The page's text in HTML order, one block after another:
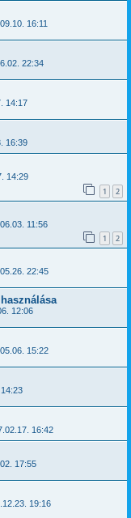
16:11
22:34
14:17
16:39
14:29
1 2
11:56
1 2
22:45
12:06
15:22
16:42
17:55
19:16